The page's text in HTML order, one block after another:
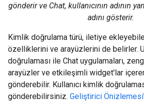
gönderir ve Chat, kullanıcının adının
adını gösterir.
Kimlik doğrulama türü, iletiye
özelliklerini ve arayüzlerini de belirler.
doğrulaması ile Chat uygulamaları,
arayüzler ve etkileşimli widget'lar
gönderebilir. Kullanıcı kimlik
gönderebilirsiniz. Geliştirici Önizlemesi